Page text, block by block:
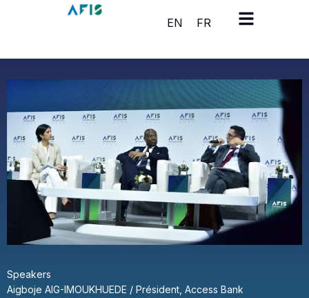
Cookies management panel
EN
FR
Speakers
Aigboje AIG-IMOUKHUEDE / Président, Access Bank